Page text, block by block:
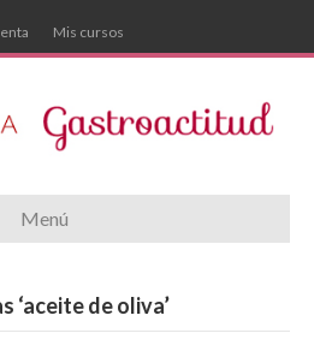
Mis cursos
Menú
‘aceite de oliva’